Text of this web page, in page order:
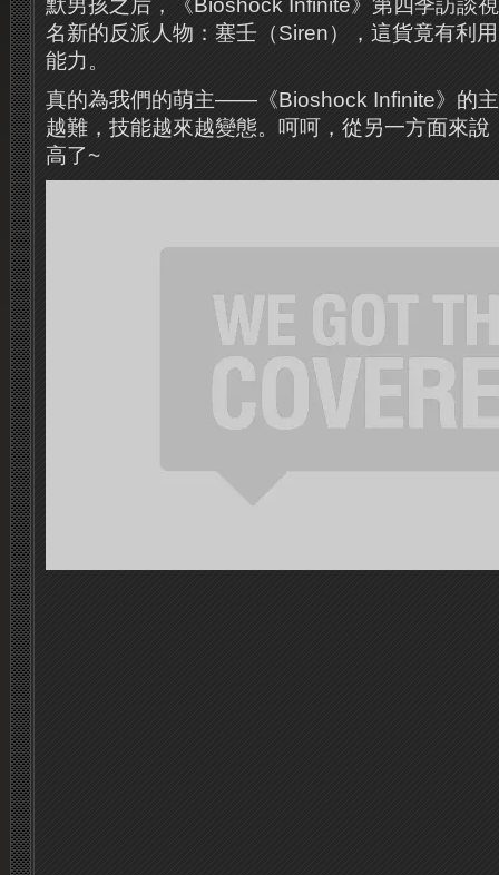
默男孩之后，《Bioshock Infinite》第四季訪談
名新的反派人物：塞壬（Siren），這貨竟有利
能力。
真的為我們的萌主——《Bioshock Infinite》的
越難，技能越來越變態。呵呵，從另一方面來
高了~